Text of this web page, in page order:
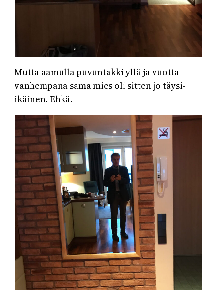
Mutta aamulla puvuntakki yllä ja vuotta
vanhempana sama mies oli sitten jo täysi-
ikäinen. Ehkä.